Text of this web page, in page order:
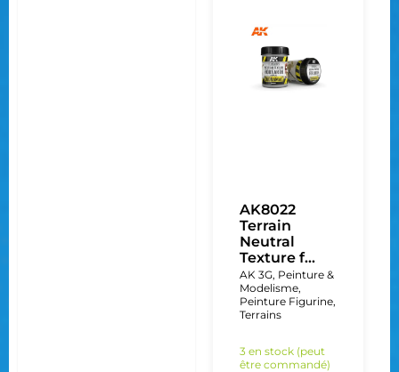
AK8022
Terrain
Neutral
Texture f...
AK 3G, Peinture &
Modelisme,
Peinture Figurine,
Terrains
3 en stock (peut
être commandé)